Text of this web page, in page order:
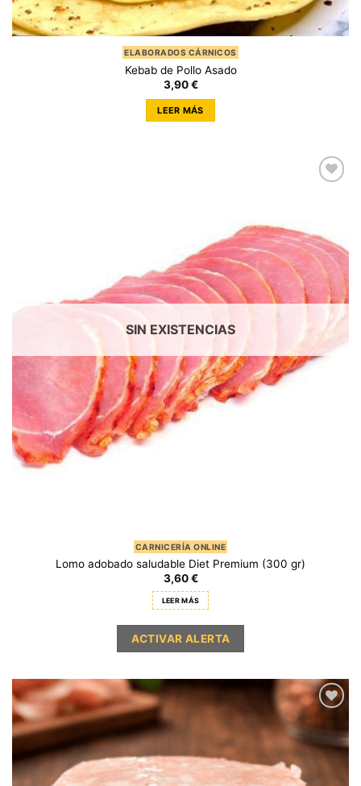
ELABORADOS CÁRNICOS
Kebab de Pollo Asado
3,90€
LEER MÁS
SIN EXISTENCIAS
CARNICERÍA ONLINE
Lomo adobado saludable Diet Premium (300 gr)
3,60€
LEER MÁS